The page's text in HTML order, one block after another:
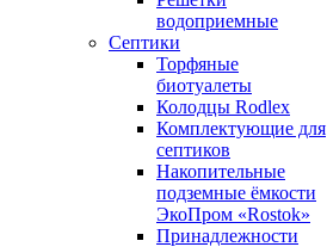
водоприемные
Септики
Торфяные
биотуалеты
Колодцы Rodlex
Комплектующие для
септиков
Накопительные
подземные ёмкости
ЭкоПром «Rostok»
Принадлежности